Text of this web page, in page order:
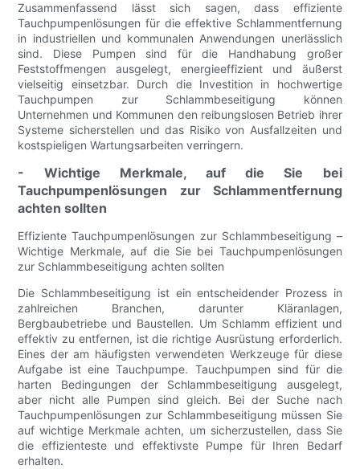
Zusammenfassend lässt sich sagen, dass effiziente
Tauchpumpenlösungen für die effektive Schlammentfernung
in industriellen und kommunalen Anwendungen unerlässlich
sind. Diese Pumpen sind für die Handhabung großer
Feststoffmengen ausgelegt, energieeffizient und äußerst
vielseitig einsetzbar. Durch die Investition in hochwertige
Tauchpumpen zur Schlammbeseitigung können
Unternehmen und Kommunen den reibungslosen Betrieb ihrer
Systeme sicherstellen und das Risiko von Ausfallzeiten und
kostspieligen Wartungsarbeiten verringern.
- Wichtige Merkmale, auf die Sie bei
Tauchpumpenlösungen zur Schlammentfernung
achten sollten
Effiziente Tauchpumpenlösungen zur Schlammbeseitigung –
Wichtige Merkmale, auf die Sie bei Tauchpumpenlösungen
zur Schlammbeseitigung achten sollten
Die Schlammbeseitigung ist ein entscheidender Prozess in
zahlreichen Branchen, darunter Kläranlagen,
Bergbaubetriebe und Baustellen. Um Schlamm effizient und
effektiv zu entfernen, ist die richtige Ausrüstung erforderlich.
Eines der am häufigsten verwendeten Werkzeuge für diese
Aufgabe ist eine Tauchpumpe. Tauchpumpen sind für die
harten Bedingungen der Schlammbeseitigung ausgelegt,
aber nicht alle Pumpen sind gleich. Bei der Suche nach
Tauchpumpenlösungen zur Schlammbeseitigung müssen Sie
auf wichtige Merkmale achten, um sicherzustellen, dass Sie
die effizienteste und effektivste Pumpe für Ihren Bedarf
erhalten.